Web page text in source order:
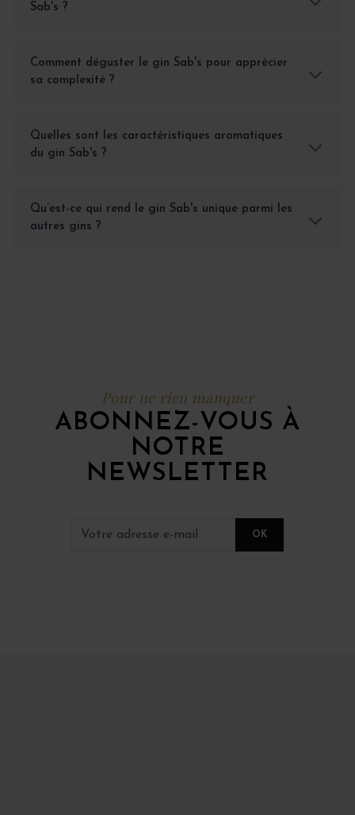
Sab's ?
Comment déguster le gin Sab's pour apprécier
sa complexité ?
Quelles sont les caractéristiques aromatiques
du gin Sab's ?
Qu’est-ce qui rend le gin Sab's unique parmi les
autres gins ?
Pour ne rien manquer
ABONNEZ-VOUS À
NOTRE
NEWSLETTER